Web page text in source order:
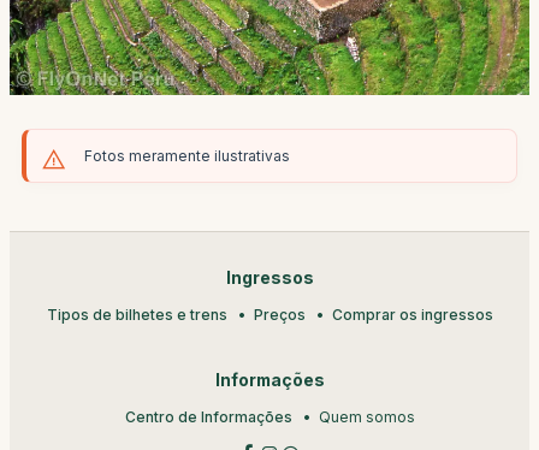
Fotos meramente ilustrativas
Ingressos
Tipos de bilhetes e trens Preços Comprar os ingressos
Informações
Centro de Informações Quem somos